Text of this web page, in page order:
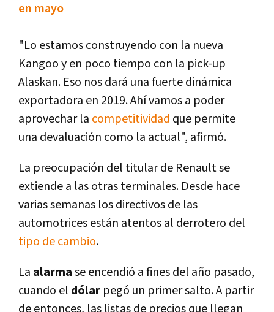
en mayo
"Lo estamos construyendo con la nueva
Kangoo y en poco tiempo con la pick-up
Alaskan. Eso nos dará una fuerte dinámica
exportadora en 2019. Ahí­ vamos a poder
aprovechar la competitividad que permite
una devaluación como la actual", afirmó.
La preocupación del titular de Renault se
extiende a las otras terminales. Desde hace
varias semanas los directivos de las
automotrices están atentos al derrotero del
tipo de cambio.
La alarmase encendió a fines del año pasado,
cuando el dólar pegó un primer salto. A partir